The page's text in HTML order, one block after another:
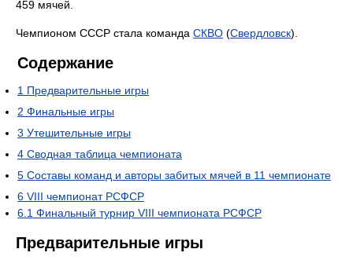
459 мячей.
Чемпионом СССР стала команда СКВО (Свердловск).
Содержание
1 Предварительные игры
2 Финальные игры
3 Утешительные игры
4 Сводная таблица чемпионата
5 Составы команд и авторы забитых мячей в 11 чемпионате
6 VIII чемпионат РСФСР
6.1 Финальный турнир VIII чемпионата РСФСР
Предварительные игры